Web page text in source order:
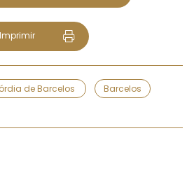
Imprimir
de Barcelos
Barcelos